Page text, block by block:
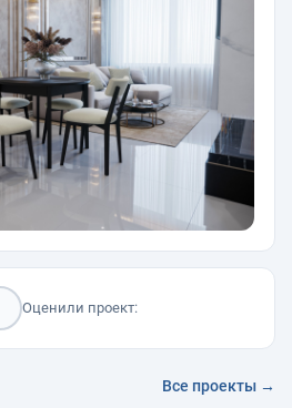
Оценили проект:
Все проекты →